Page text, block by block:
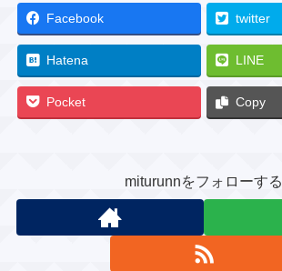
Facebook twitter
Hatena LINE
Pocket Copy
miturunnをフォローする